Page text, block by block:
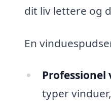
dit liv lettere og
En
Professionel
typer